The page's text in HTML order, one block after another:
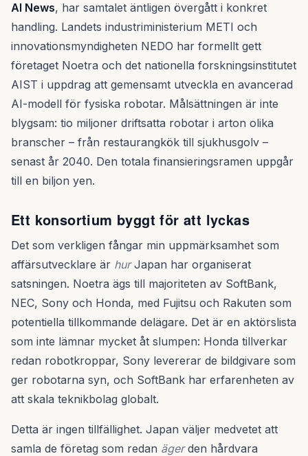
AI News, har samtalet äntligen övergått i konkret
handling. Landets industriministerium METI och
innovationsmyndigheten NEDO har formellt gett
företaget Noetra och det nationella forskningsinstitutet
AIST i uppdrag att gemensamt utveckla en avancerad
AI-modell för fysiska robotar. Målsättningen är inte
blygsam: tio miljoner driftsatta robotar i arton olika
branscher – från restaurangkök till sjukhusgolv –
senast år 2040. Den totala finansieringsramen uppgår
till en biljon yen.
Ett konsortium byggt för att lyckas
Det som verkligen fångar min uppmärksamhet som
affärsutvecklare är hurJapan har organiserat
satsningen. Noetra ägs till majoriteten av SoftBank,
NEC, Sony och Honda, med Fujitsu och Rakuten som
potentiella tillkommande delägare. Det är en aktörslista
som inte lämnar mycket åt slumpen: Honda tillverkar
redan robotkroppar, Sony levererar de bildgivare som
ger robotarna syn, och SoftBank har erfarenheten av
att skala teknikbolag globalt.
Detta är ingen tillfällighet. Japan väljer medvetet att
samla de företag som redan ägerden hårdvara